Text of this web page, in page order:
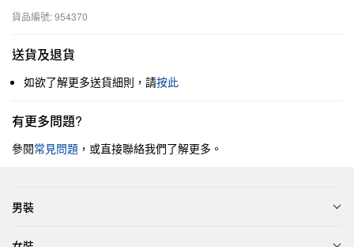
貨品編號: 954370
送貨及退貨
如欲了解更多送貨細則，請按此
有更多問題?
參閱常見問題 ，或直接聯絡我們了解更多。
男裝